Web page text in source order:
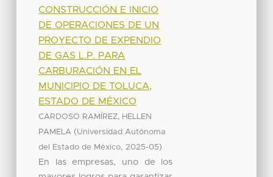
CONSTRUCCIÓN E INICIO
DE OPERACIONES DE UN
PROYECTO DE EXPENDIO
DE GAS L.P. PARA
CARBURACIÓN EN EL
MUNICIPIO DE TOLUCA,
ESTADO DE MÉXICO
CARDOSO RAMÍREZ, HELLEN
PAMELA (Universidad Autónoma
del Estado de México, 2025-05)
En las empresas, uno de los